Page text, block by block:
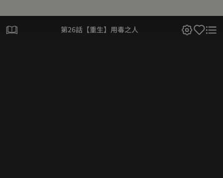
第26話【重生】用毒之人